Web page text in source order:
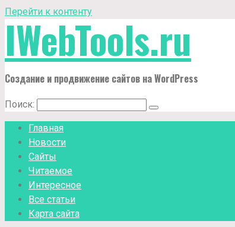
Перейти к контенту
IWebTools.ru
Создание и продвижение сайтов на WordPress
Поиск:
Главная
Новости
Сайты
Читаемое
Интересное
Все статьи
Карта сайта